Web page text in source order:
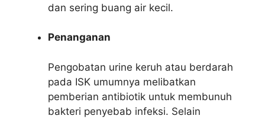
dan sering buang air kecil.
Penanganan
Pengobatan urine keruh atau berdarah
pada ISK umumnya melibatkan
pemberian antibiotik untuk membunuh
bakteri penyebab infeksi. Selain